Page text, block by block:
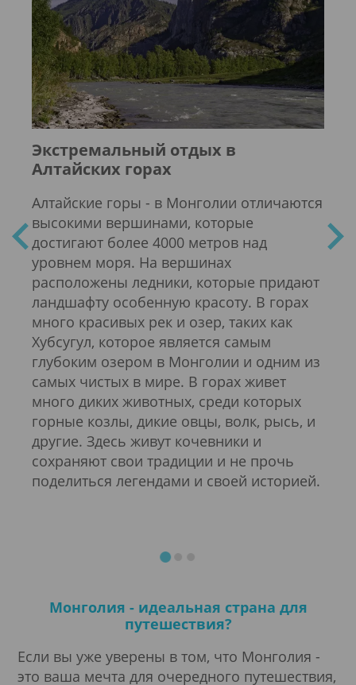
Экстремальный отдых в
Алтайских горах
Алтайские горы - в Монголии отличаются
высокими вершинами, которые
достигают более 4000 метров над
уровнем моря. На вершинах
расположены ледники, которые придают
ландшафту особенную красоту. В горах
много красивых рек и озер, таких как
Хубсугул, которое является самым
глубоким озером в Монголии и одним из
самых чистых в мире. В горах живет
много диких животных, среди которых
горные козлы, дикие овцы, волк, рысь, и
другие. Здесь живут кочевники и
сохраняют свои традиции и не прочь
поделиться легендами и своей историей.
Монголия - идеальная страна для
путешествия?
Если вы уже уверены в том, что Монголия -
это ваша мечта для очередного путешествия,